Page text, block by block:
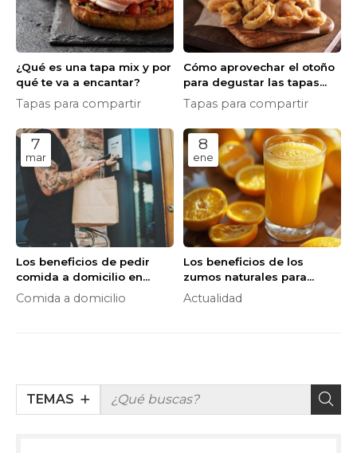
TEMAS
¿Qué es una tapa mix y por
qué te va a encantar?
Tapas para compartir
Cómo aprovechar el otoño
para degustar las tapas
más sabrosas y originales
de Zapping
Tapas para compartir
7
mar
Los beneficios de pedir
comida a domicilio en
primavera: ahorra tiempo,
Comida a domicilio
8
ene
Los beneficios de los
zumos naturales para
reforzar el sistema
Actualidad